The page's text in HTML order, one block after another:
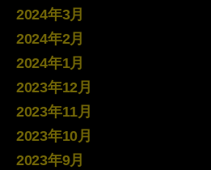
2024年3月
2024年2月
2024年1月
2023年12月
2023年11月
2023年10月
2023年9月